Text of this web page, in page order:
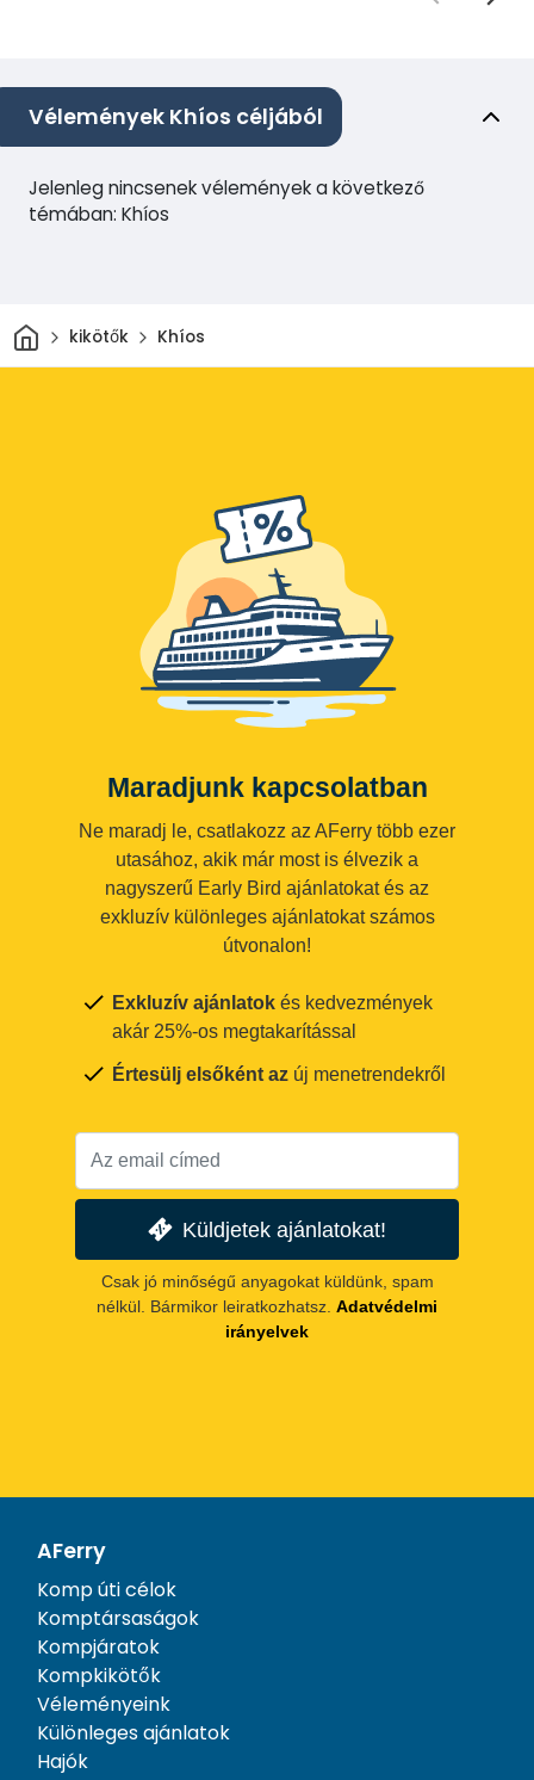
Vélemények Khíos céljából
Jelenleg nincsenek vélemények a következő
témában: Khíos
Otthon
kikötők Khíos
Maradjunk kapcsolatban
Ne maradj le, csatlakozz az AFerry több ezer
utasához, akik már most is élvezik a
nagyszerű Early Bird ajánlatokat és az
exkluzív különleges ajánlatokat számos
útvonalon!
Exkluzív ajánlatok és kedvezmények
akár 25%-os megtakarítással
Értesülj elsőként az új menetrendekről
Küldjetek ajánlatokat!
Csak jó minőségű anyagokat küldünk, spam
nélkül. Bármikor leiratkozhatsz. Adatvédelmi
irányelvek
AFerry
Komp úti célok
Komptársaságok
Kompjáratok
Kompkikötők
Véleményeink
Különleges ajánlatok
Hajók